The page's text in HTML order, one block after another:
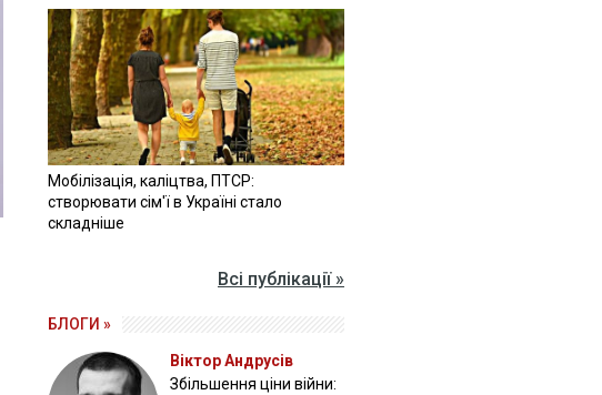
Мобілізація, каліцтва, ПТСР:
створювати сім'ї в Україні стало
складніше
Всі публікації »
БЛОГИ »
Віктор Андрусів
Збільшення ціни війни: